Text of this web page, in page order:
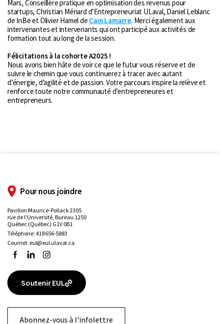
Mars, Conseillère pratique en optimisation des revenus pour
startups, Christian Ménard d’Entrepreneuriat ULaval, Daniel Leblanc
de InBe et Olivier Hamel de Cain Lamarre. Merci également aux
intervenantes et intervenants qui ont participé aux activités de
formation tout au long de la session.
Félicitations à la cohorte A2025 !
Nous avons bien hâte de voir ce que le futur vous réserve et de
suivre le chemin que vous continuerez à tracer avec autant
d’énergie, d’agilité et de passion. Votre parcours inspire la relève et
renforce toute notre communauté d’entrepreneures et
entrepreneurs.
Pour nous joindre
Pavillon Maurice-Pollack 2305
rue de l'Université, Bureau 1250
Québec (Québec) G1V 0B1
Téléphone: 418 656-5883
Courriel: eul@eul.ulaval.ca
Facebook
LinkedInInstagram
Soutenir EUL
Abonnez-vous à l'infolettre